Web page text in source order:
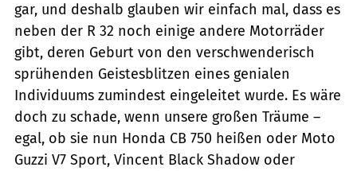
gar, und deshalb glauben wir einfach mal, dass es
neben der R 32 noch einige andere Motorräder
gibt, deren Geburt von den verschwenderisch
sprühenden Geistesblitzen eines genialen
Individuums zumindest ein­geleitet wurde. Es wäre
doch zu schade, wenn unsere großen Träume –
egal, ob sie nun Honda CB 750 heißen oder Moto
Guzzi V7 Sport, Vincent Black Shadow oder